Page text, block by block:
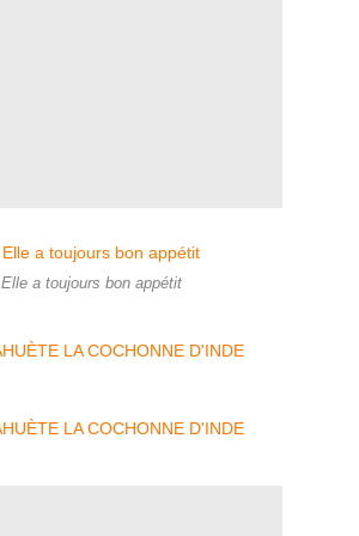
Elle a toujours bon appétit